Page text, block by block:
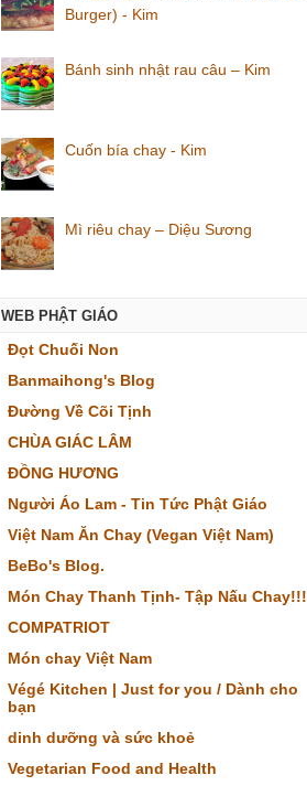
Burger) - Kim
Bánh sinh nhật rau câu – Kim
Cuốn bía chay - Kim
Mì riêu chay – Diệu Sương
WEB PHẬT GIÁO
Đọt Chuối Non
Banmaihong's Blog
Đường Về Cõi Tịnh
CHÙA GIÁC LÂM
ĐỒNG HƯƠNG
Người Áo Lam - Tin Tức Phật Giáo
Việt Nam Ăn Chay (Vegan Việt Nam)
BeBo's Blog.
Món Chay Thanh Tịnh- Tập Nấu Chay!!!
COMPATRIOT
Món chay Việt Nam
Végé Kitchen | Just for you / Dành cho
bạn
dinh dưỡng và sức khoẻ
Vegetarian Food and Health